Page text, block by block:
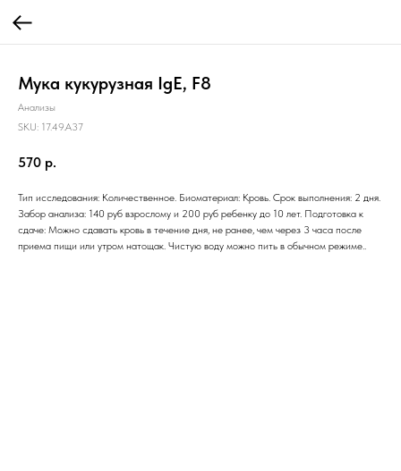
Мука кукурузная IgE, F8
Анализы
SKU: 17.49.A37
570 р.
Тип исследования: Количественное. Биоматериал: Кровь. Срок выполнения: 2 дня.
Забор анализа: 140 руб взрослому и 200 руб ребенку до 10 лет. Подготовка к
сдаче: Можно сдавать кровь в течение дня, не ранее, чем через 3 часа после
приема пищи или утром натощак. Чистую воду можно пить в обычном режиме..